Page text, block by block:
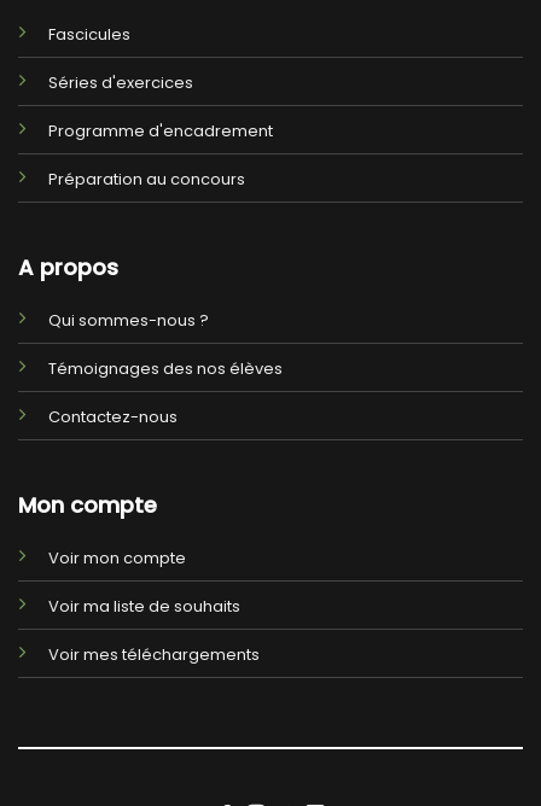
Fascicules
Séries d'exercices
Programme d'encadrement
Préparation au concours
A propos
Qui sommes-nous ?
Témoignages des nos élèves
Contactez-nous
Mon compte
Voir mon compte
Voir ma liste de souhaits
Voir mes téléchargements